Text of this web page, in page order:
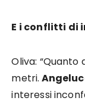
E i conflitti di
Oliva:
metri.
interessi